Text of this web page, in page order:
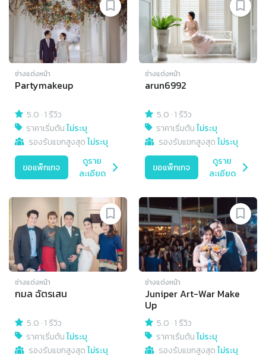
ช่างแต่งหน้า
Partymakeup
5.0 ·1 รีวิว
ราคาเริ่มต้นไม่ระบุ
รองรับแขกสูงสุดไม่ระบุ
ขอแพ็กเกจ
ดูราย
ละเอียด
ช่างแต่งหน้า
arun6992
5.0 ·1 รีวิว
ราคาเริ่มต้นไม่ระบุ
รองรับแขกสูงสุดไม่ระบุ
ขอแพ็กเกจ
ดูราย
ละเอียด
ช่างแต่งหน้า
กมล ฉัตรเสน
5.0 ·1 รีวิว
ราคาเริ่มต้นไม่ระบุ
รองรับแขกสูงสุดไม่ระบุ
ช่างแต่งหน้า
Juniper Art-War Make
Up
5.0 ·1 รีวิว
ราคาเริ่มต้นไม่ระบุ
รองรับแขกสูงสุดไม่ระบุ